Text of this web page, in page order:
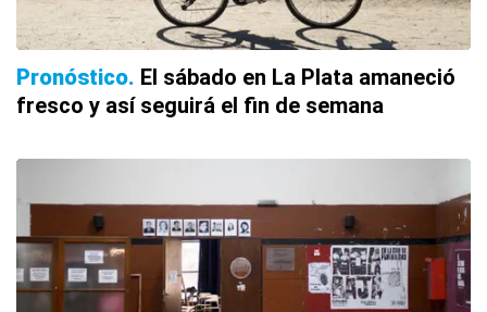
Pronóstico El sábado en La Plata amaneció
fresco y así seguirá el fin de semana